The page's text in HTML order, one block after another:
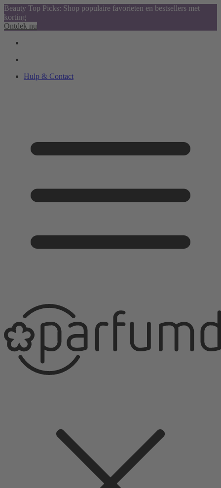
Beauty Top Picks: Shop populaire favorieten en bestsellers met
korting
Ontdek nu
Hulp & Contact